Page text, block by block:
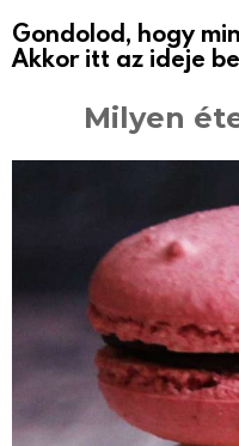
Gondolod, hogy
Akkor itt az ideje
Milyen